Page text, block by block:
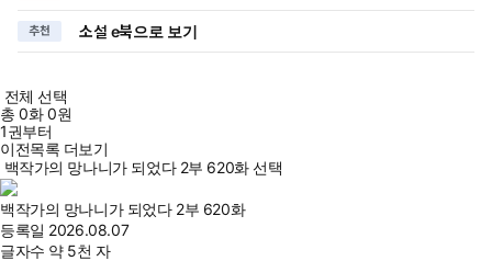
추천 소설 e북으로 보기
전체 선택
총0화0원
1권부터
이전목록 더보기
백작가의 망나니가 되었다 2부 620화 선택
백작가의 망나니가 되었다 2부 620화
등록일 2026.08.07
글자수 약 5천 자